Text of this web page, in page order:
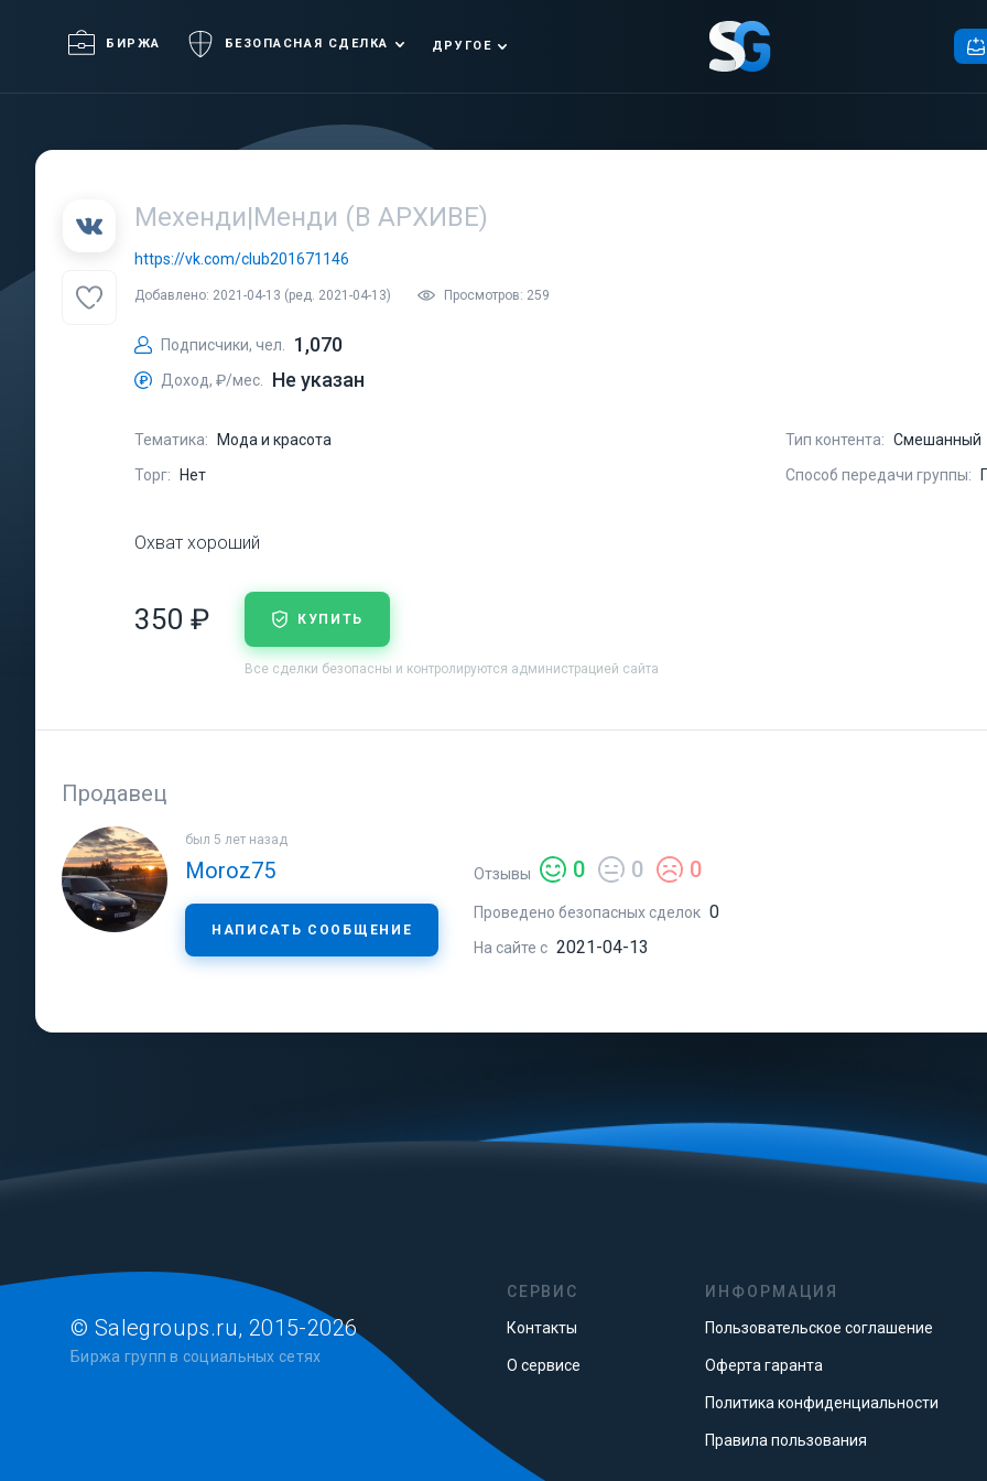
БИРЖА БЕЗОПАСНАЯ СДЕЛКА ДРУГОЕ
Мехенди|Менди (В АРХИВЕ)
https://vk.com/club201671146
Добавлено: 2021-04-13 (ред. 2021-04-13) Просмотров: 259
Подписчики, чел. 1,070
Доход, ₽/мес. Не указан
Тематика:
Мода и красота
Торг:
Нет
Тип контента: Смешанный
Способ передачи группы:
Охват хороший
350 ₽ КУПИТЬ
Все сделки безопасны и контролируются администрацией сайта
Продавец
был 5 лет назад
Moroz75
НАПИСАТЬ СООБЩЕНИЕ
Отзывы 0 0 0
Проведено безопасных сделок 0
На сайте с 2021-04-13
СЕРВИС
Контакты
О сервисе
ИНФОРМАЦИЯ
Пользовательское соглашение
Оферта гаранта
Политика конфиденциальности
Правила пользования
© Salegroups.ru, 2015-2026
Биржа групп в социальных сетях